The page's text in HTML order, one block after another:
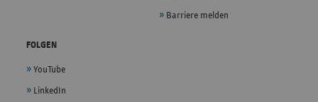
Barriere melden
FOLGEN
YouTube
LinkedIn